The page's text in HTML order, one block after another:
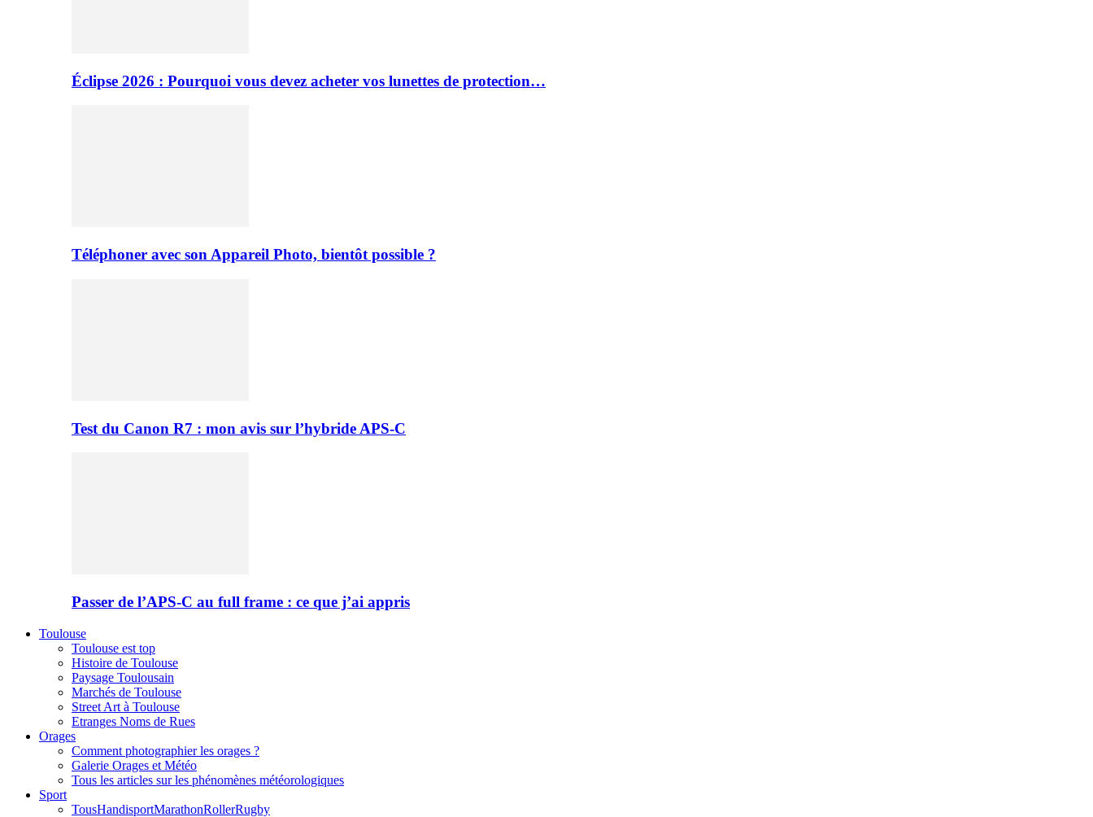
Éclipse 2026 : Pourquoi vous devez acheter vos lunettes de protection…
Téléphoner avec son Appareil Photo, bientôt possible ?
Test du Canon R7 : mon avis sur l’hybride APS-C
Passer de l’APS-C au full frame : ce que j’ai appris
Toulouse
Toulouse est top
Histoire de Toulouse
Paysage Toulousain
Marchés de Toulouse
Street Art à Toulouse
Etranges Noms de Rues
Orages
Comment photographier les orages ?
Galerie Orages et Météo
Tous les articles sur les phénomènes météorologiques
Sport
TousHandisportMarathonRollerRugby